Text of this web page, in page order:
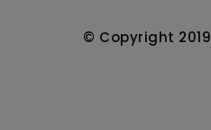
© Copyright